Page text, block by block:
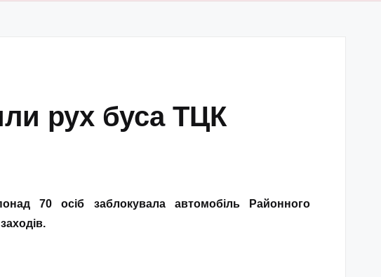
рух буса ТЦК
70 осіб заблокувала автомобіль Районного